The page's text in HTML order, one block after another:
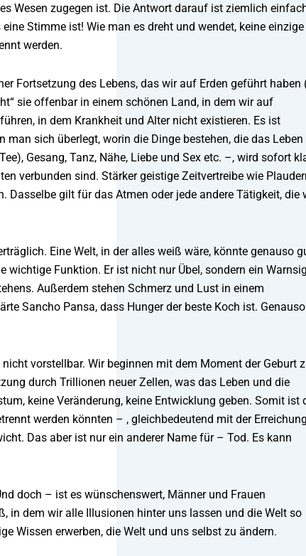
Wesen zugegen ist. Die Antwort darauf ist ziemlich
Stimme ist! Wie man es dreht und wendet, keine einzige
werden.
Fortsetzung des Lebens, das wir auf Erden geführt haben
sie offenbar in einem schönen Land, in dem wir auf
in dem Krankheit und Alter nicht existieren. Es ist
sich überlegt, worin die Dinge bestehen, die das Leben
Gesang, Tanz, Nähe, Liebe und Sex etc. –, wird sofort
verbunden sind. Stärker geistige Zeitvertreibe wie
Dasselbe gilt für das Atmen oder jede andere Tätigkeit, die
Eine Welt, in der alles weiß wäre, könnte genauso
Funktion. Er ist nicht nur Übel, sondern ein
Außerdem stehen Schmerz und Lust in einem
Sancho Pansa, dass Hunger der beste Koch ist. Genauso
vorstellbar. Wir beginnen mit dem Moment der Geburt
durch Trillionen neuer Zellen, was das Leben und die
keine Veränderung, keine Entwicklung geben. Somit ist
werden könnten – , gleichbedeutend mit der
Das aber ist nur ein anderer Name für – Tod. Es kann
doch – ist es wünschenswert, Männer und Frauen
in dem wir alle Illusionen hinter uns lassen und die Welt so
Wissen erwerben, die Welt und uns selbst zu ändern.